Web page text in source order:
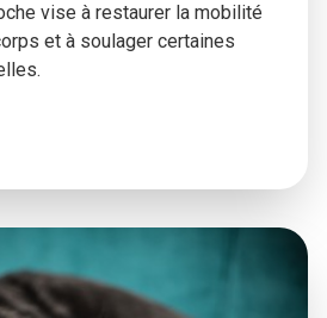
vise à restaurer la mobilité
et à soulager certaines